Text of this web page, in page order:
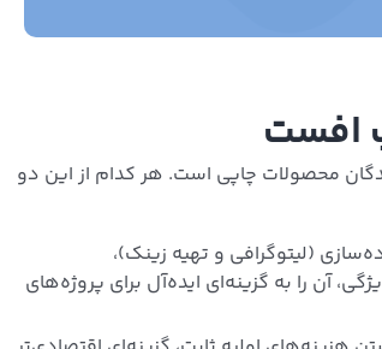
افست
محصولات چاپی است. هر کدام از این دو
(لیتوگرافی و تهیه زینک)،
آن را به گزینه‌ای ایده‌آل برای پروژه‌های